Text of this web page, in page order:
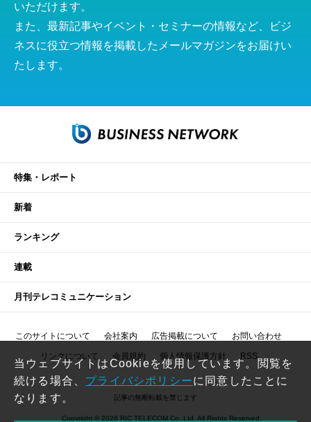
いただけます。
また、最新記事やイベント・セミナーの情報など、ビジ
ネスに役立つ情報を掲載したメールマガジンをお届けい
たします。
特集・レポート
新着
ランキング
連載
月刊テレコミュニケーション
このサイトについて 会社案内 広告掲載について お問い合わせ
リンクについて 会員規約 個人情報保護方針 RSS
記事の無断転載を禁じます
Copyright © 2026 RIC TELECOM Co.,Ltd. All Rights Reserved.
当ウェブサイトはCookieを使用しています。閲覧を
続ける場合、 プライバシポリシーに同意したことに
なります。